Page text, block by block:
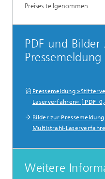
Preises teilgenommen.
PDF und Bilder
Pressemeldung
Pressemeldung
Laserverfahren« [ PDF
Bilder zur
Multistrahl-
Weitere